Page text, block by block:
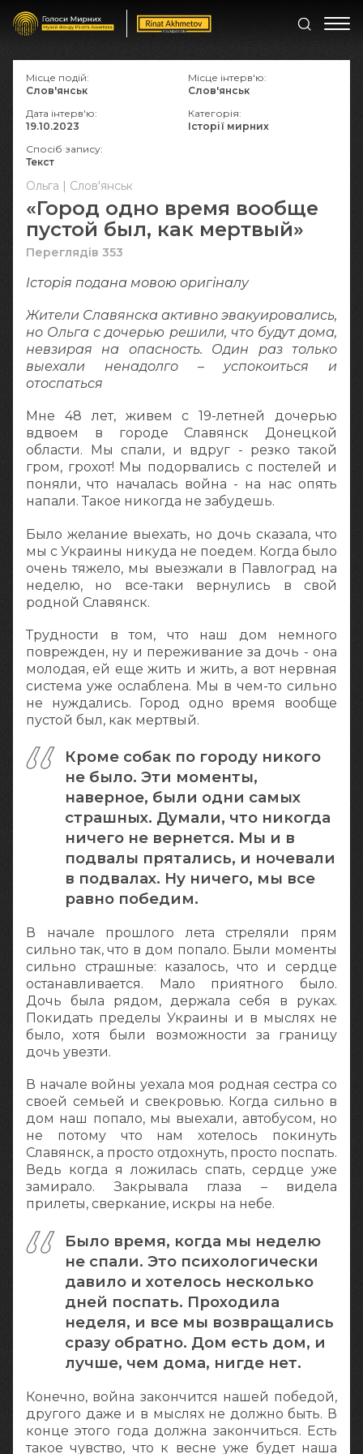
Ольга | Слов'янськ
«Город одно время вообще
пустой был, как мертвый»
Переглядів 353
Історія подана мовою оригіналy
Жители Славянска активно эвакуировались,
но Ольга с дочерью решили, что будут дома,
невзирая на опасность. Один раз только
выехали ненадолго – успокоиться и
отоспаться
Мне 48 лет, живем с 19-летней дочерью
вдвоем в городе Славянск Донецкой
области. Мы спали, и вдруг - резко такой
гром, грохот! Мы подорвались с постелей и
поняли, что началась война - на нас опять
напали. Такое никогда не забудешь.
Было желание выехать, но дочь сказала, что
мы с Украины никуда не поедем. Когда было
очень тяжело, мы выезжали в Павлоград на
неделю, но все-таки вернулись в свой
родной Славянск.
Трудности в том, что наш дом немного
поврежден, ну и переживание за дочь - она
молодая, ей еще жить и жить, а вот нервная
система уже ослаблена. Мы в чем-то сильно
не нуждались. Город одно время вообще
пустой был, как мертвый.
Кроме собак по городу никого
не было. Эти моменты,
наверное, были одни самых
страшных. Думали, что никогда
ничего не вернется. Мы и в
подвалы прятались, и ночевали
в подвалах. Ну ничего, мы все
равно победим.
В начале прошлого лета стреляли прям
сильно так, что в дом попало. Были моменты
сильно страшные: казалось, что и сердце
останавливается. Мало приятного было.
Дочь была рядом, держала себя в руках.
Покидать пределы Украины и в мыслях не
было, хотя были возможности за границу
дочь увезти.
В начале войны уехала моя родная сестра со
своей семьей и свекровью. Когда сильно в
дом наш попало, мы выехали, автобусом, но
не потому что нам хотелось покинуть
Славянск, а просто отдохнуть, просто поспать.
Ведь когда я ложилась спать, сердце уже
замирало. Закрывала глаза – видела
прилеты, сверкание, искры на небе.
Было время, когда мы неделю
не спали. Это психологически
давило и хотелось несколько
дней поспать. Проходила
неделя, и все мы возвращались
сразу обратно. Дом есть дом, и
лучше, чем дома, нигде нет.
Конечно, война закончится нашей победой,
другого даже и в мыслях не должно быть. В
конце этого года должна закончиться. Есть
такое чувство, что к весне уже будет наша
Місце подій:
Слов'янськ
Місце інтерв'ю:
Слов'янськ
Дата інтерв'ю:
19.10.2023
Категорія:
Історії мирних
Спосіб запису:
Текст